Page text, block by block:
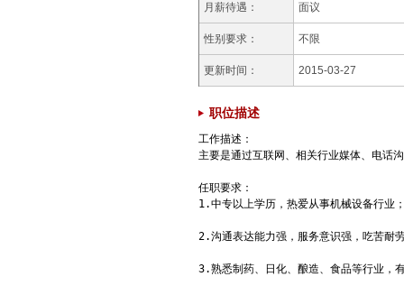
月薪待遇： 面议
性别要求： 不限
更新时间： 2015-03-27
职位描述
工作描述：
主要是通过互联网、相关行业媒体、电话
任职要求：
1.中专以上学历，热爱从事机械设备行业
2.沟通表达能力强，服务意识强，吃苦耐
3.熟悉制药、日化、酿造、食品等行业，